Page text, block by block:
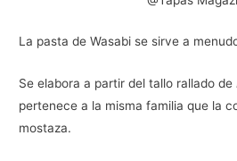
La pasta de Wasabi se sirve a
Se elabora a partir del tallo rallado de
pertenece a la misma familia que la
mostaza.